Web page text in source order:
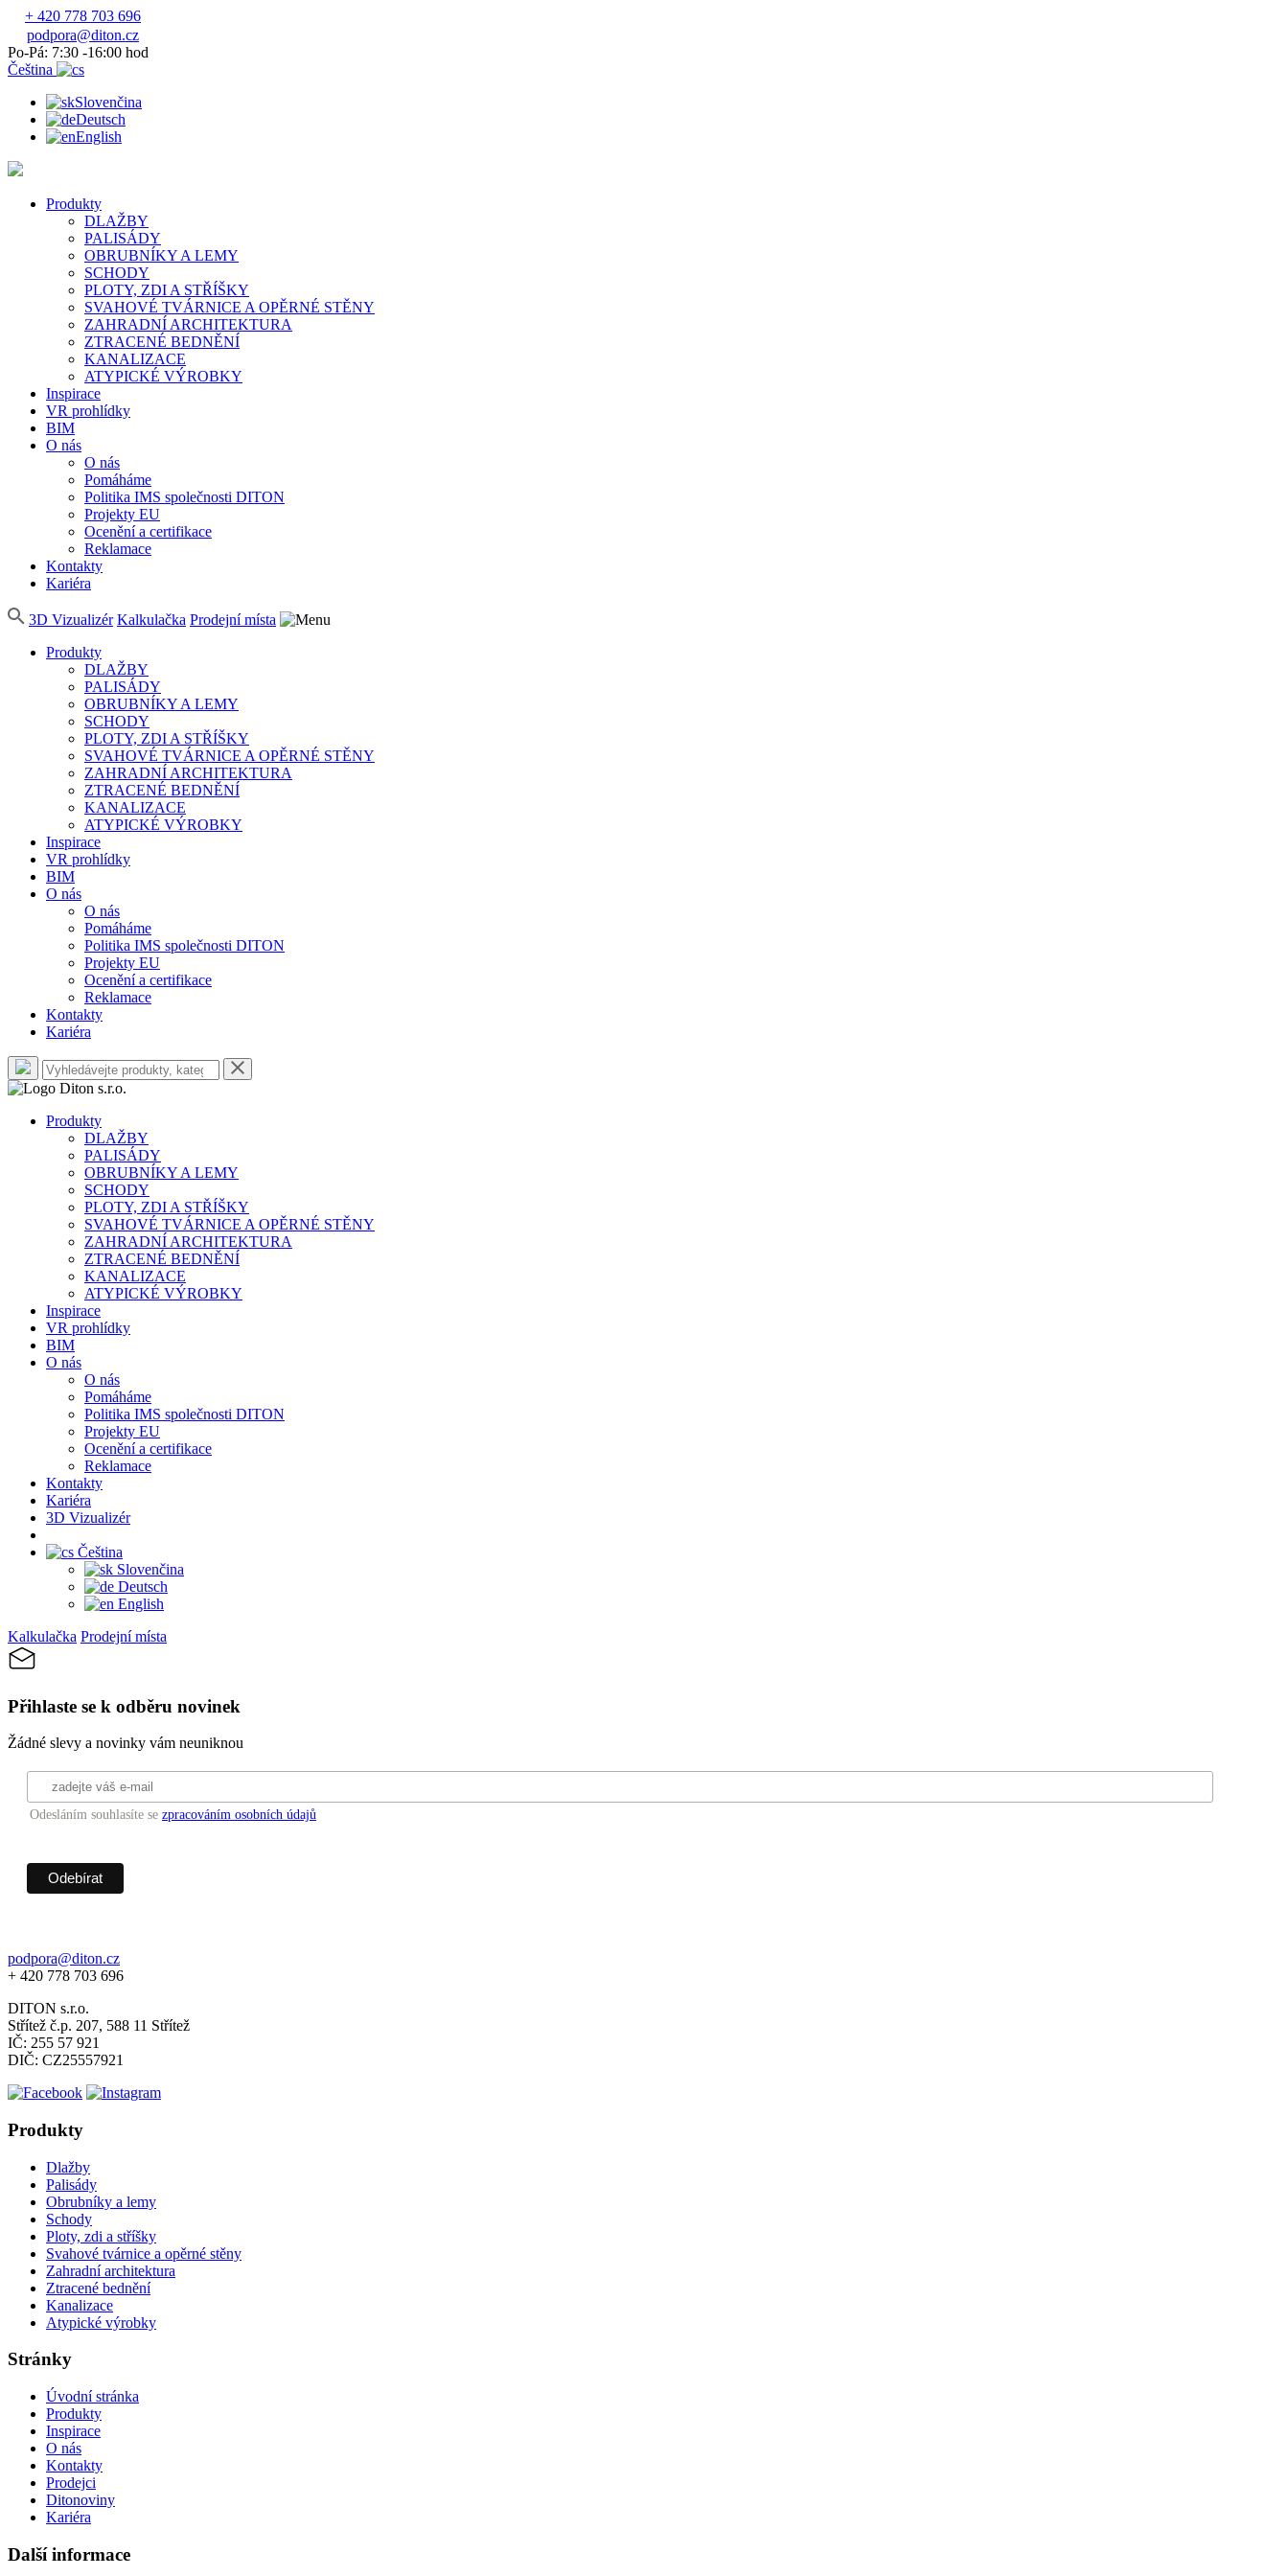
+ 420 778 703 696
podpora@diton.cz
Po-Pá: 7:30 -16:00 hod
Čeština
Slovenčina
Deutsch
English
Produkty
DLAŽBY
PALISÁDY
OBRUBNÍKY A LEMY
SCHODY
PLOTY, ZDI A STŘÍŠKY
SVAHOVÉ TVÁRNICE A OPĚRNÉ STĚNY
ZAHRADNÍ ARCHITEKTURA
ZTRACENÉ BEDNĚNÍ
KANALIZACE
ATYPICKÉ VÝROBKY
Inspirace
VR prohlídky
BIM
O nás
O nás
Pomáháme
Politika IMS společnosti DITON
Projekty EU
Ocenění a certifikace
Reklamace
Kontakty
Kariéra
3D Vizualizér Kalkulačka Prodejní místa
Produkty
DLAŽBY
PALISÁDY
OBRUBNÍKY A LEMY
SCHODY
PLOTY, ZDI A STŘÍŠKY
SVAHOVÉ TVÁRNICE A OPĚRNÉ STĚNY
ZAHRADNÍ ARCHITEKTURA
ZTRACENÉ BEDNĚNÍ
KANALIZACE
ATYPICKÉ VÝROBKY
Inspirace
VR prohlídky
BIM
O nás
O nás
Pomáháme
Politika IMS společnosti DITON
Projekty EU
Ocenění a certifikace
Reklamace
Kontakty
Kariéra
Produkty
DLAŽBY
PALISÁDY
OBRUBNÍKY A LEMY
SCHODY
PLOTY, ZDI A STŘÍŠKY
SVAHOVÉ TVÁRNICE A OPĚRNÉ STĚNY
ZAHRADNÍ ARCHITEKTURA
ZTRACENÉ BEDNĚNÍ
KANALIZACE
ATYPICKÉ VÝROBKY
Inspirace
VR prohlídky
BIM
O nás
O nás
Pomáháme
Politika IMS společnosti DITON
Projekty EU
Ocenění a certifikace
Reklamace
Kontakty
Kariéra
3D Vizualizér
Čeština
Slovenčina
Deutsch
English
Kalkulačka Prodejní místa
Přihlaste se k odběru novinek
Žádné slevy a novinky vám neuniknou
Odesláním souhlasíte se zpracováním osobních údajů
podpora@diton.cz
+ 420 778 703 696
DITON s.r.o.
Střítež č.p. 207, 588 11 Střítež
IČ: 255 57 921
DIČ: CZ25557921
Produkty
Dlažby
Palisády
Obrubníky a lemy
Schody
Ploty, zdi a stříšky
Svahové tvárnice a opěrné stěny
Zahradní architektura
Ztracené bednění
Kanalizace
Atypické výrobky
Stránky
Úvodní stránka
Produkty
Inspirace
O nás
Kontakty
Prodejci
Ditonoviny
Kariéra
Další informace